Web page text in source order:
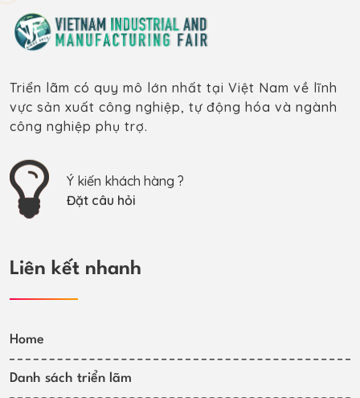
Triển lãm có quy mô lớn nhất tại Việt Nam về lĩnh
vực sản xuất công nghiệp, tự động hóa và ngành
công nghiệp phụ trợ.
Ý kiến khách hàng ?
Đặt câu hỏi
Liên kết nhanh
Home
Danh sách triển lãm